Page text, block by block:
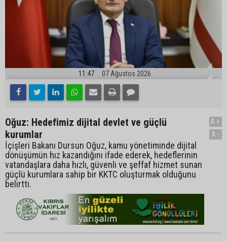
11:47 07 Ağustos 2026
Oğuz: Hedefimiz dijital devlet ve güçlü
kurumlar
İçişleri Bakanı Dursun Oğuz, kamu yönetiminde dijital
dönüşümün hız kazandığını ifade ederek, hedeflerinin
vatandaşlara daha hızlı, güvenli ve şeffaf hizmet sunan
güçlü kurumlara sahip bir KKTC oluşturmak olduğunu
belirtti.
A+
A-